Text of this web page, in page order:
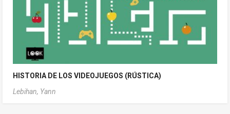
HISTORIA DE LOS VIDEOJUEGOS (RÚSTICA)
Lebihan, Yann